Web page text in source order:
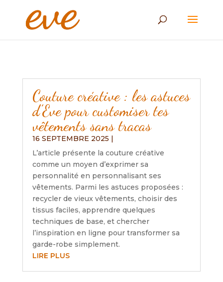
Couture créative : les astuces
d’Eve pour customiser tes
vêtements sans tracas
16 SEPTEMBRE 2025 |
L’article présente la couture créative
comme un moyen d’exprimer sa
personnalité en personnalisant ses
vêtements. Parmi les astuces proposées :
recycler de vieux vêtements, choisir des
tissus faciles, apprendre quelques
techniques de base, et chercher
l’inspiration en ligne pour transformer sa
garde-robe simplement.
LIRE PLUS